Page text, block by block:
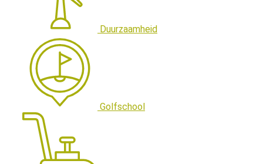
Duurzaamheid
Golfschool